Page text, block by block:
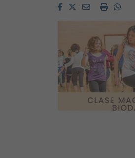
FacebookTwitterEmailImprimir